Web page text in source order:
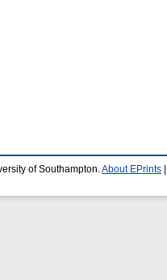
of Southampton. About EPrints